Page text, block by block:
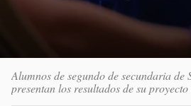
Alumnos de segundo de secundaria de
presentan los resultados de su